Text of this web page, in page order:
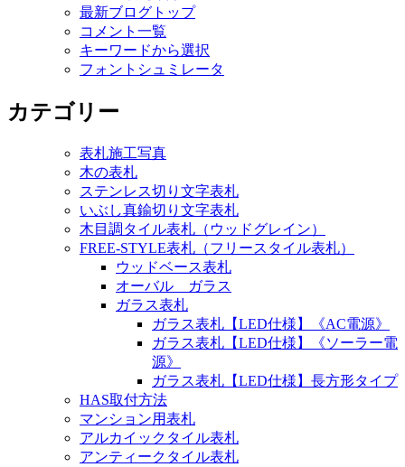
最新ブログトップ
コメント一覧
キーワードから選択
フォントシュミレータ
カテゴリー
表札施工写真
木の表札
ステンレス切り文字表札
いぶし真鍮切り文字表札
木目調タイル表札（ウッドグレイン）
FREE-STYLE表札（フリースタイル表札）
ウッドベース表札
オーバル ガラス
ガラス表札
ガラス表札【LED仕様】《AC電源》
ガラス表札【LED仕様】《ソーラー電
源》
ガラス表札【LED仕様】長方形タイプ
HAS取付方法
マンション用表札
アルカイックタイル表札
アンティークタイル表札